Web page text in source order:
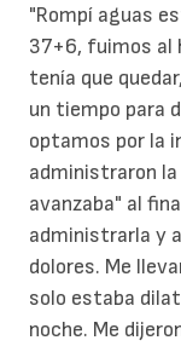
"Rompí aguas
37+6, fuimos al
tenía que
un tiempo para
optamos por la
administraron
avanzaba" al
administrarla y
dolores. Me
solo estaba
noche. Me